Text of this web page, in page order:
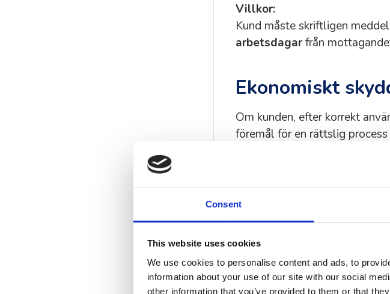
Consent
This website uses cookies
We use cookies to personalise content and ads, to
information about your use of our site with our social
other information that you’ve provided to them or that
Villkor:
Kund måste skriftligen
arbetsdagarfrån
Ekonomiskt
Om kunden, efter korrekt
föremål för en rättslig
Standard
150 000 SEK
200 000 SEK